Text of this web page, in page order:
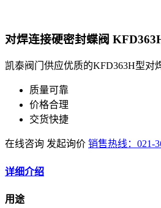
对焊连接硬密封蝶阀
凯泰阀门供应优质的KFD363H型对
质量可靠
价格合理
交货快捷
在线咨询 发起询价 销售热线：021-
详细介绍
用途